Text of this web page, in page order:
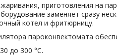
приготовления на
заменяет сразу
котел и фритюрницу.
пароконвектомата
до 300 °С.